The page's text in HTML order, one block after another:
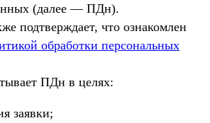
(далее — ПДн).
подтверждает, что ознакомлен
обработки персональных
ПДн в целях:
заявки;